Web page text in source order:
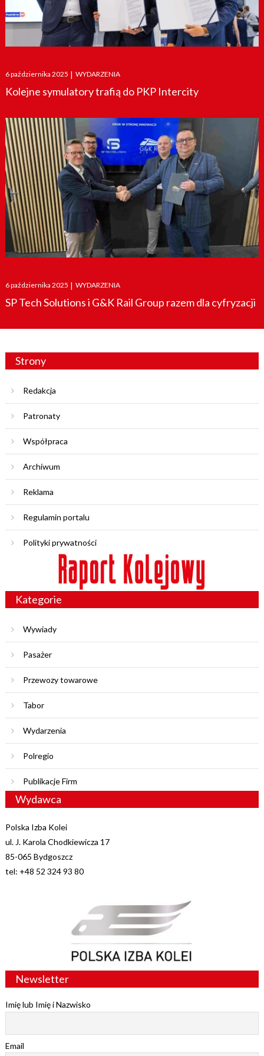
Posted
on
6 października 2025 | WYDARZENIA
Kolejne symulatory trafią do PKP Intercity
Posted
on
6 października 2025 | WYDARZENIA
SP Tech Solutions i G&K Rail Group razem dla cyfryzacji
Strony
Redakcja
Patronaty
Współpraca
Archiwum
Reklama
Regulamin portalu
Polityki prywatności
Kategorie
Wywiady
Pasażer
Przewozy towarowe
Tabor
Wydarzenia
Polregio
Publikacje Firm
Wydawca
Polska Izba Kolei
ul. J. Karola Chodkiewicza 17
85-065 Bydgoszcz
tel: +48 52 324 93 80
Newsletter
Imię lub Imię i Nazwisko
Email